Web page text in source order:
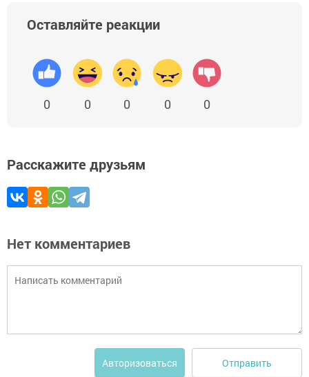
Оставляйте реакции
0 0 0 0 0
Расскажите друзьям
Нет комментариев
Авторизоваться Отправить